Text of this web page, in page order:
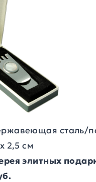
сталь/
2,5 см
элитных